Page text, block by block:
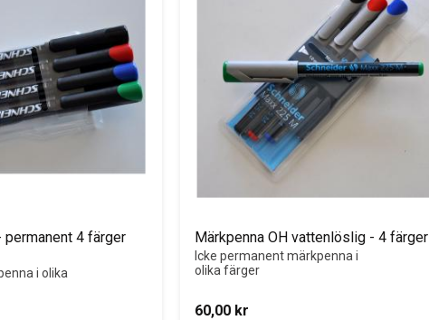
permanent 4 färger
i olika
Märkpenna OH vattenlöslig - 4 färger
Icke permanent märkpenna i
olika färger
60,00 kr